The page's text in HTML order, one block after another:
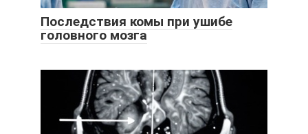
Последствия комы при ушибе
головного мозга